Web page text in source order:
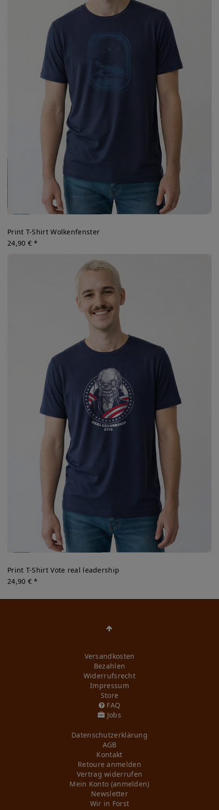
Print T-Shirt Wolkenfenster
24,90 € *
Print T-Shirt Vote real leadership
24,90 € *
Versandkosten
Bezahlen
Widerrufs­recht
Impressum
Store
FAQ
Jobs
Daten­schutz­erklärung
AGB
Kontakt
Retoure anmelden
Vertrag widerrufen
Mein Konto (anmelden)
Newsletter
Wir in Forst